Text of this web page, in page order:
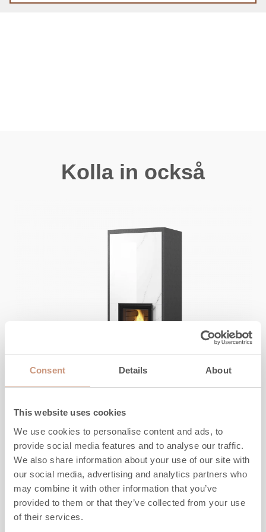
Consent Details About
This website uses cookies
We use cookies to personalise content and ads, to
provide social media features and to analyse our traffic.
We also share information about your use of our site with
our social media, advertising and analytics partners who
may combine it with other information that you’ve
provided to them or that they’ve collected from your use
of their services.
Kolla in också
Höjd 1800-2100mm
Bredd
1000 mm
Djup
800 mm
Vikt
1510-1710
Uppvärmningsyta
50-100m2